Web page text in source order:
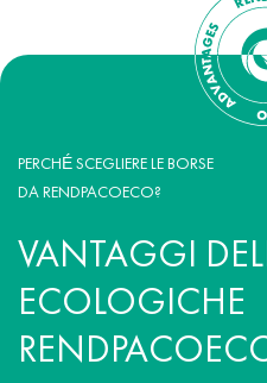
PERCHÉ SCEGLIERE LE BORSE
DA RENDPACOECO?
VANTAGGI
ECOLOGICHE